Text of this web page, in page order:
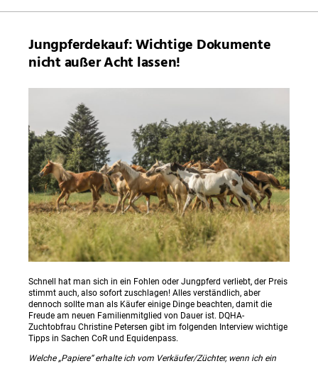
Jungpferdekauf: Wichtige Dokumente
nicht außer Acht lassen!
Schnell hat man sich in ein Fohlen oder Jungpferd verliebt, der Preis
stimmt auch, also sofort zuschlagen! Alles verständlich, aber
dennoch sollte man als Käufer einige Dinge beachten, damit die
Freude am neuen Familienmitglied von Dauer ist. DQHA-
Zuchtobfrau Christine Petersen gibt im folgenden Interview wichtige
Tipps in Sachen CoR und Equidenpass.
Welche „Papiere“ erhalte ich vom Verkäufer/Züchter, wenn ich ein